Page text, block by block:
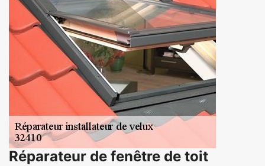
Réparateur de fenêtre de toit